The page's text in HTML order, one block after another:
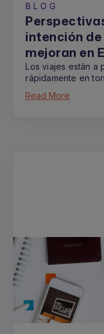
BLOG
intención
mejoran en
Los viajes están a
rápidamente en
Read More